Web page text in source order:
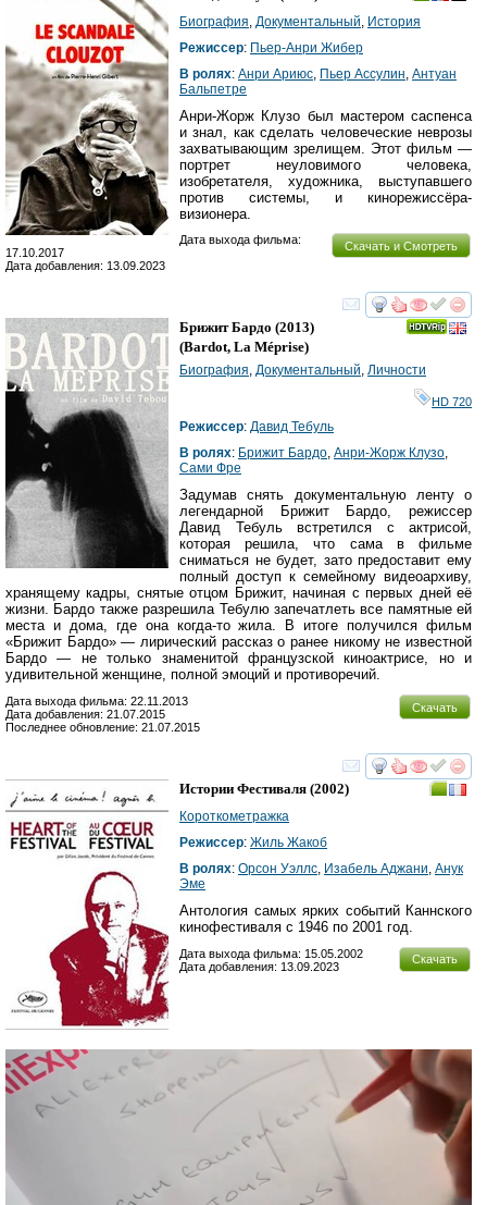
Биография Документальный История
Режиссер: Пьер-Анри Жибер
В ролях: Анри Ариюс Пьер Ассулин Антуан
Бальпетре
Анри-Жорж Клузо был мастером саспенса
и знал, как сделать человеческие неврозы
захватывающим зрелищем. Этот фильм —
портрет неуловимого человека,
изобретателя, художника, выступавшего
против системы, и кинорежиссёра-
визионера.
Скачать и Смотреть
Дата выхода фильма:
17.10.2017
Дата добавления: 13.09.2023
смотреть
Брижит Бардо (2013)
(Bardot, La Méprise)
Биография, Документальный, Личности
HD 720
Режиссер: Давид Тебуль
В ролях: Брижит Бардо, Анри-Жорж Клузо,
Сами Фре
Задумав снять документальную ленту о
легендарной Брижит Бардо, режиссер
Давид Тебуль встретился с актрисой,
которая решила, что сама в фильме
сниматься не будет, зато предоставит ему
полный доступ к семейному видеоархиву,
хранящему кадры, снятые отцом Брижит, начиная с первых дней её
жизни. Бардо также разрешила Тебулю запечатлеть все памятные ей
места и дома, где она когда-то жила. В итоге получился фильм
«Брижит Бардо» — лирический рассказ о ранее никому не известной
Бардо — не только знаменитой французской киноактрисе, но и
удивительной женщине, полной эмоций и противоречий.
Скачать
Дата выхода фильма: 22.11.2013
Дата добавления: 21.07.2015
Последнее обновление: 21.07.2015
смотреть
Истории Фестиваля (2002)
Короткометражка
Режиссер: Жиль Жакоб
В ролях: Орсон Уэллс, Изабель Аджани, Анук
Эме
Антология самых ярких событий Каннского
кинофестиваля с 1946 по 2001 год.
Скачать
Дата выхода фильма: 15.05.2002
Дата добавления: 13.09.2023